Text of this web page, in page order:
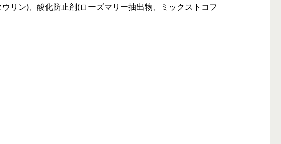
ウリン)、酸化防止剤(ローズマリー抽出物、ミックストコフ